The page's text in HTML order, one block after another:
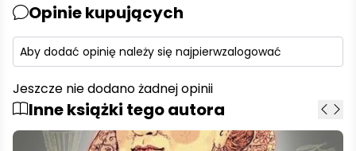
Opinie kupujących
Aby dodać opinię należy się najpierwzalogować
Jeszcze nie dodano żadnej opinii
Inne książki tego autora